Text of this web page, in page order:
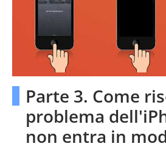
Parte 3. Come
problema
non entra in